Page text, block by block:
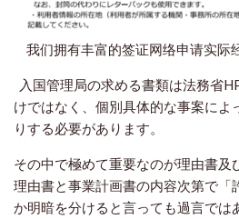
我们拥有丰富的签证网络申请实际
入国管理局の求める書類は法務省
けではなく、個別具体的な事案によ
りする必要があります。
その中で極めて重要なのが理由書及
理由書と事業計画書の内容次第で「
か明暗を分けると言っても過言では